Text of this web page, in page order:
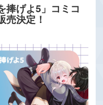
捧げよ5」コミコ
売決定！